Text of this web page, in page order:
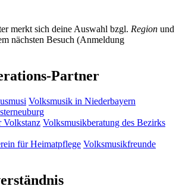
merkt sich deine Auswahl bzgl. Region und
nächsten Besuch (Anmeldung
Partner
Volksmusik in Niederbayern
Volkstanz Volksmusikberatung des Bezirks
für Heimatpflege Volksmusikfreunde